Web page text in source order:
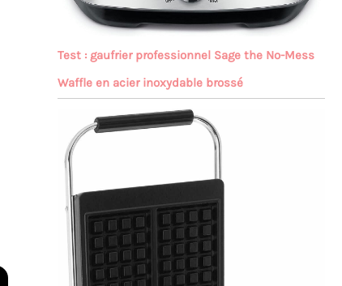
Test : gaufrier professionnel Sage the No-Mess
Waffle en acier inoxydable brossé